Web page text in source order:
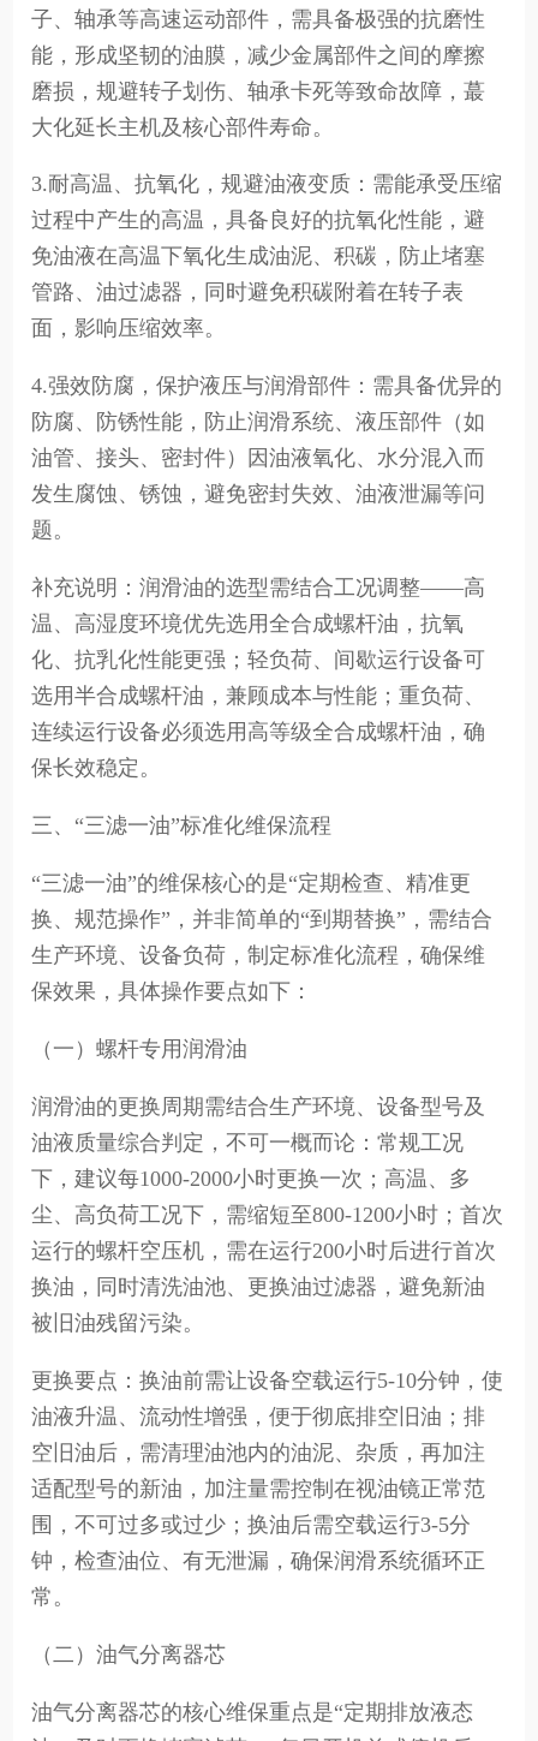
子、轴承等高速运动部件，需具备极强的抗磨性
能，形成坚韧的油膜，减少金属部件之间的摩擦
磨损，规避转子划伤、轴承卡死等致命故障，蕞
大化延长主机及核心部件寿命。
3.耐高温、抗氧化，规避油液变质：需能承受压缩
过程中产生的高温，具备良好的抗氧化性能，避
免油液在高温下氧化生成油泥、积碳，防止堵塞
管路、油过滤器，同时避免积碳附着在转子表
面，影响压缩效率。
4.强效防腐，保护液压与润滑部件：需具备优异的
防腐、防锈性能，防止润滑系统、液压部件（如
油管、接头、密封件）因油液氧化、水分混入而
发生腐蚀、锈蚀，避免密封失效、油液泄漏等问
题。
补充说明：润滑油的选型需结合工况调整——高
温、高湿度环境优先选用全合成螺杆油，抗氧
化、抗乳化性能更强；轻负荷、间歇运行设备可
选用半合成螺杆油，兼顾成本与性能；重负荷、
连续运行设备必须选用高等级全合成螺杆油，确
保长效稳定。
三、“三滤一油”标准化维保流程
“三滤一油”的维保核心的是“定期检查、精准更
换、规范操作”，并非简单的“到期替换”，需结合
生产环境、设备负荷，制定标准化流程，确保维
保效果，具体操作要点如下：
（一）螺杆专用润滑油
润滑油的更换周期需结合生产环境、设备型号及
油液质量综合判定，不可一概而论：常规工况
下，建议每1000-2000小时更换一次；高温、多
尘、高负荷工况下，需缩短至800-1200小时；首次
运行的螺杆空压机，需在运行200小时后进行首次
换油，同时清洗油池、更换油过滤器，避免新油
被旧油残留污染。
更换要点：换油前需让设备空载运行5-10分钟，使
油液升温、流动性增强，便于彻底排空旧油；排
空旧油后，需清理油池内的油泥、杂质，再加注
适配型号的新油，加注量需控制在视油镜正常范
围，不可过多或过少；换油后需空载运行3-5分
钟，检查油位、有无泄漏，确保润滑系统循环正
常。
（二）油气分离器芯
油气分离器芯的核心维保重点是“定期排放液态